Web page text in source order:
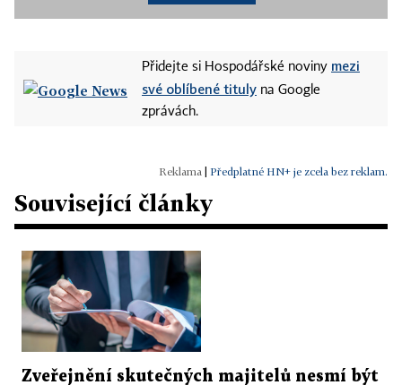
Přidejte si Hospodářské noviny mezi
své oblíbené tituly na Google
zprávách.
Předplatné HN+ je zcela bez reklam.
Související články
Zveřejnění skutečných majitelů nesmí být